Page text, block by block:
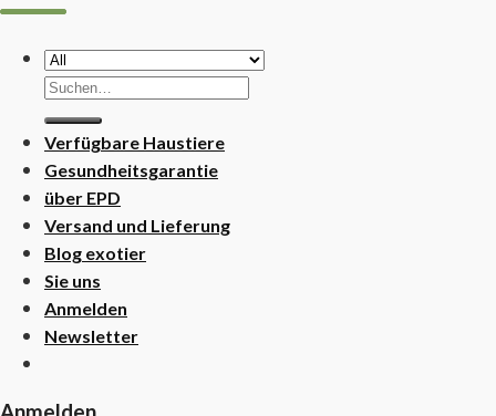
Suchen
nach:
Verfügbare Haustiere
Gesundheitsgarantie
über EPD
Versand und Lieferung
Blog exotier
Sie uns
Anmelden
Newsletter